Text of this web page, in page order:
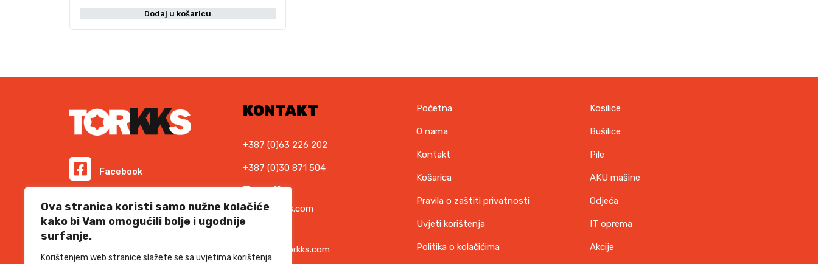
Ova stranica koristi samo nužne kolačiće
kako bi Vam omogućili bolje i ugodnije
surfanje.
Korištenjem web stranice slažete se sa uvjetima korištenja
Dodaj u košaricu
Facebook
Instagram
Informacije i cijene na ovoj web stranici imaju
ili tehničke greške, mjerodavni su podaci dostupni na
KONTAKT
+387 (0)63 226 202
+387 (0)30 871 504
E-mail
info@torkks.com
support@torkks.com
Početna
O nama
Kontakt
Košarica
Pravila o zaštiti privatnosti
Uvjeti korištenja
Politika o kolačićima
Kosilice
Bušilice
Pile
AKU mašine
Odjeća
IT oprema
Akcije